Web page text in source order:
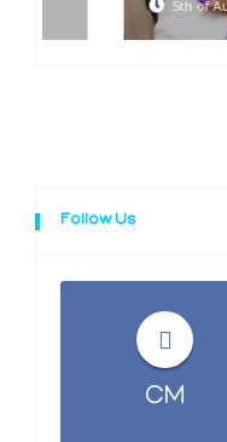
5th of August 2026
Follow Us
CM